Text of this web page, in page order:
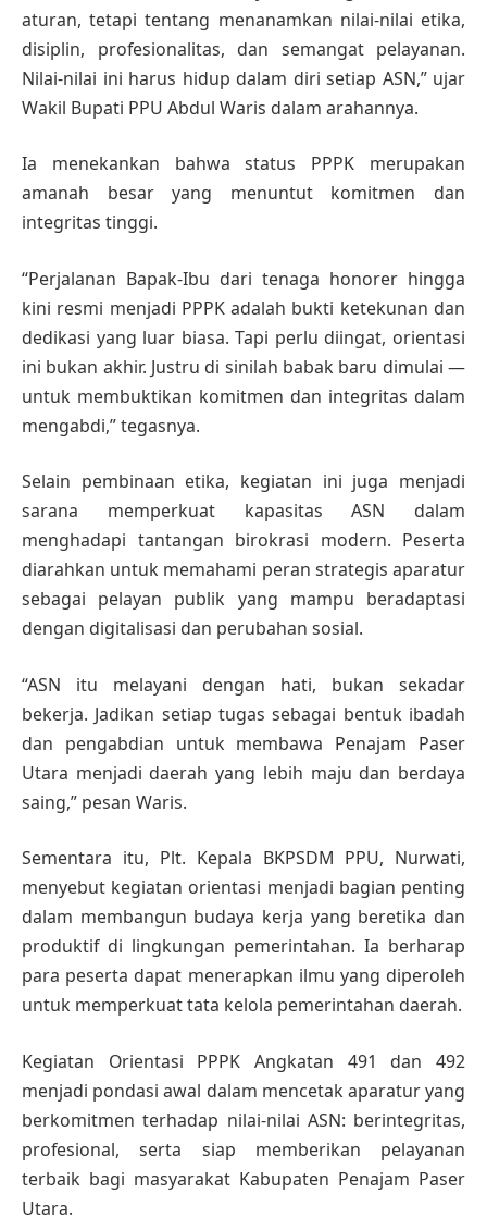
aturan, tetapi tentang menanamkan nilai-nilai etika,
disiplin, profesionalitas, dan semangat pelayanan.
Nilai-nilai ini harus hidup dalam diri setiap ASN,” ujar
Wakil Bupati PPU Abdul Waris dalam arahannya.
Ia menekankan bahwa status PPPK merupakan
amanah besar yang menuntut komitmen dan
integritas tinggi.
“Perjalanan Bapak-Ibu dari tenaga honorer hingga
kini resmi menjadi PPPK adalah bukti ketekunan dan
dedikasi yang luar biasa. Tapi perlu diingat, orientasi
ini bukan akhir. Justru di sinilah babak baru dimulai —
untuk membuktikan komitmen dan integritas dalam
mengabdi,” tegasnya.
Selain pembinaan etika, kegiatan ini juga menjadi
sarana memperkuat kapasitas ASN dalam
menghadapi tantangan birokrasi modern. Peserta
diarahkan untuk memahami peran strategis aparatur
sebagai pelayan publik yang mampu beradaptasi
dengan digitalisasi dan perubahan sosial.
“ASN itu melayani dengan hati, bukan sekadar
bekerja. Jadikan setiap tugas sebagai bentuk ibadah
dan pengabdian untuk membawa Penajam Paser
Utara menjadi daerah yang lebih maju dan berdaya
saing,” pesan Waris.
Sementara itu, Plt. Kepala BKPSDM PPU, Nurwati,
menyebut kegiatan orientasi menjadi bagian penting
dalam membangun budaya kerja yang beretika dan
produktif di lingkungan pemerintahan. Ia berharap
para peserta dapat menerapkan ilmu yang diperoleh
untuk memperkuat tata kelola pemerintahan daerah.
Kegiatan Orientasi PPPK Angkatan 491 dan 492
menjadi pondasi awal dalam mencetak aparatur yang
berkomitmen terhadap nilai-nilai ASN: berintegritas,
profesional, serta siap memberikan pelayanan
terbaik bagi masyarakat Kabupaten Penajam Paser
Utara.